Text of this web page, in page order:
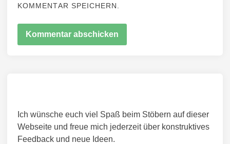
KOMMENTAR SPEICHERN.
Ich wünsche euch viel Spaß beim Stöbern auf dieser
Webseite und freue mich jederzeit über konstruktives
Feedback und neue Ideen.